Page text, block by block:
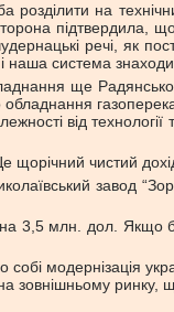
на
підтвердила,
речі,
наша система
ще
від
чистий
завод
млн. дол. Якщо
модернізація
зовнішньому